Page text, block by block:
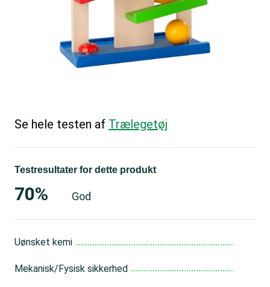
Se hele testen af Trælegetøj
Testresultater for dette produkt
70% God
Uønsket kemi
Mekanisk/Fysisk sikkerhed